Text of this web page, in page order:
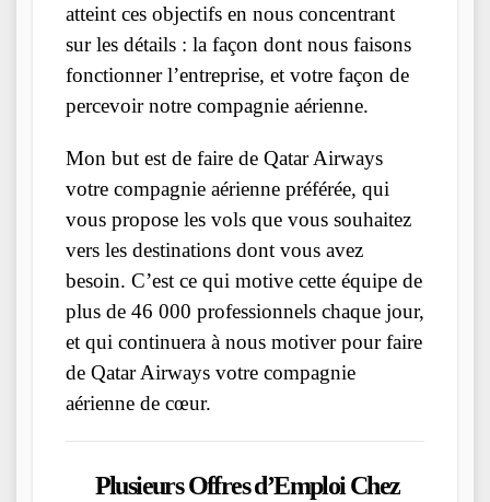
atteint ces objectifs en nous concentrant
sur les détails : la façon dont nous faisons
fonctionner l’entreprise, et votre façon de
percevoir notre compagnie aérienne.
Mon but est de faire de Qatar Airways
votre compagnie aérienne préférée, qui
vous propose les vols que vous souhaitez
vers les destinations dont vous avez
besoin. C’est ce qui motive cette équipe de
plus de 46 000 professionnels chaque jour,
et qui continuera à nous motiver pour faire
de Qatar Airways votre compagnie
aérienne de cœur.
Plusieurs Offres d’Emploi Chez